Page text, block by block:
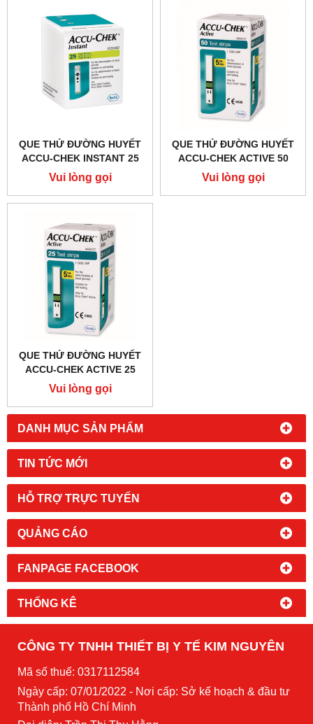
DANH MỤC SẢN PHẨM
TIN TỨC MỚI
HỖ TRỢ TRỰC TUYẾN
QUẢNG CÁO
FANPAGE FACEBOOK
THỐNG KÊ
QUE THỬ ĐƯỜNG HUYẾT
ACCU-CHEK INSTANT 25
Vui lòng gọi
QUE THỬ ĐƯỜNG HUYẾT
ACCU-CHEK ACTIVE 50
Vui lòng gọi
QUE THỬ ĐƯỜNG HUYẾT
ACCU-CHEK ACTIVE 25
Vui lòng gọi
CÔNG TY TNHH THIẾT BỊ Y TẾ KIM NGUYÊN
Mã số thuế: 0317112584
Ngày cấp: 07/01/2022 - Nơi cấp: Sở kế hoạch & đầu tư
Thành phố Hồ Chí Minh